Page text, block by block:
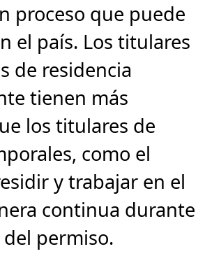
proceso que puede
el país. Los titulares
de residencia
tienen más
los titulares de
como el
y trabajar en el
continua durante
permiso.